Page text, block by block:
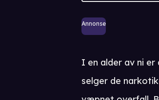
Annonse
I en alder av ni
selger de